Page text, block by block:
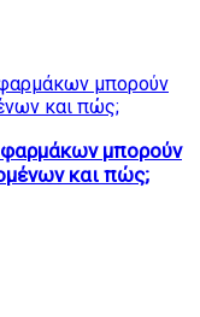
μπορούν
και πώς;